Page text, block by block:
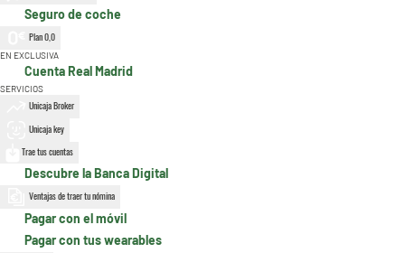
Seguro de coche
Plan 0,0
EN EXCLUSIVA
Cuenta Real Madrid
SERVICIOS
Unicaja Broker
Unicaja key
Trae tus cuentas
Descubre la Banca Digital
Ventajas de traer tu nómina
Pagar con el móvil
Pagar con tus wearables